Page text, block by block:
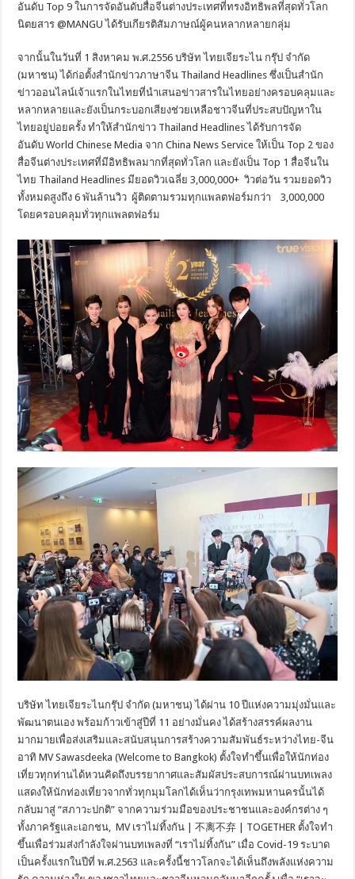
อันดับ Top 9 ในการจัดอันดับสื่อจีนต่างประเทศที่ทรงอิทธิพลที่สุดทั่วโลก
นิตยสาร @MANGU ได้รับเกียรติสัมภาษณ์ผู้คนหลากหลายกลุ่ม
จากนั้นในวันที่ 1 สิงหาคม พ.ศ.2556 บริษัท ไทยเจียระไน กรุ๊ป จำกัด
(มหาชน) ได้ก่อตั้งสำนักข่าวภาษาจีน Thailand Headlines ซึ่งเป็นสำนัก
ข่าวออนไลน์เจ้าแรกในไทยที่นำเสนอข่าวสารในไทยอย่างครอบคลุมและ
หลากหลายและยังเป็นกระบอกเสียงช่วยเหลือชาวจีนที่ประสบปัญหาใน
ไทยอยู่บ่อยครั้ง ทำให้สำนักข่าว Thailand Headlines ได้รับการจัด
อันดับ World Chinese Media จาก China News Service ให้เป็น Top 2 ของ
สื่อจีนต่างประเทศที่มีอิทธิพลมากที่สุดทั่วโลก และยังเป็น Top 1 สื่อจีนใน
ไทย Thailand Headlines มียอดวิวเฉลี่ย 3,000,000+ วิวต่อวัน รวมยอดวิว
ทั้งหมดสูงถึง 6 พันล้านวิว ผู้ติดตามรวมทุกแพลตฟอร์มกว่า 3,000,000
โดยครอบคลุมทั่วทุกแพลตฟอร์ม
บริษัท ไทยเจียระไนกรุ๊ป จำกัด (มหาชน) ได้ผ่าน 10 ปีแห่งความมุ่งมั่นและ
พัฒนาตนเอง พร้อมก้าวเข้าสู่ปีที่ 11 อย่างมั่นคง ได้สร้างสรรค์ผลงาน
มากมายเพื่อส่งเสริมและสนับสนุนการสร้างความสัมพันธ์ระหว่างไทย-จีน
อาทิ MV Sawasdeeka (Welcome to Bangkok) ตั้งใจทำขึ้นเพื่อให้นักท่อง
เที่ยวทุกท่านได้หวนคิดถึงบรรยากาศและสัมผัสประสบการณ์ผ่านบทเพลง
แสดงให้นักท่องเที่ยวจากทั่วทุกมุมโลกได้เห็นว่ากรุงเทพมหานครนั้นได้
กลับมาสู่ “สภาวะปกติ” จากความร่วมมือของประชาชนและองค์กรต่าง ๆ
ทั้งภาครัฐและเอกชน, MV เราไม่ทิ้งกัน | 不离不弃 | TOGETHER ตั้งใจทำ
ขึ้นเพื่อร่วมส่งกำลังใจผ่านบทเพลงที่ “เราไม่ทิ้งกัน” เมื่อ Covid-19 ระบาด
เป็นครั้งแรกในปีที่ พ.ศ.2563 และครั้งนี้ชาวโลกจะได้เห็นถึงพลังแห่งความ